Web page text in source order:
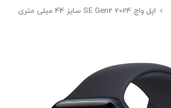
اپل واچ SE Gen2 2024 سایز 44 میلی متری